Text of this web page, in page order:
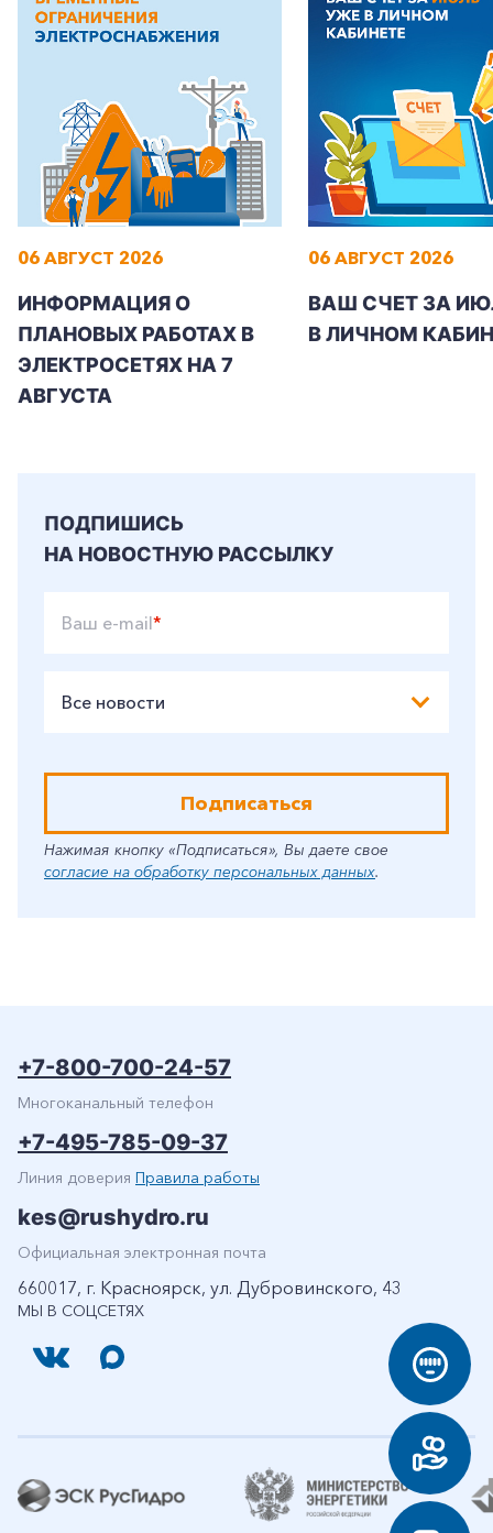
+7-800-700-24-57
Заказать обратный звонок
06 АВГУСТ 2026
ИНФОРМАЦИЯ О
ПЛАНОВЫХ РАБОТАХ В
ЭЛЕКТРОСЕТЯХ НА 7
АВГУСТА
06 АВГУСТ 2026
ВАШ СЧЕТ ЗА
В ЛИЧНОМ
ПОДПИШИСЬ
НА НОВОСТНУЮ РАССЫЛКУ
Ваш e-mail*
Все новости
Подписаться
Нажимая кнопку «Подписаться», Вы даете свое
согласие на обработку персональных данных.
МЫ В СОЦСЕТЯХ
+7-800-700-24-57
Многоканальный телефон
+7-495-785-09-37
Линия доверия Правила работы
kes@rushydro.ru
Официальная электронная почта
660017, г. Красноярск, ул. Дубровинского, 43